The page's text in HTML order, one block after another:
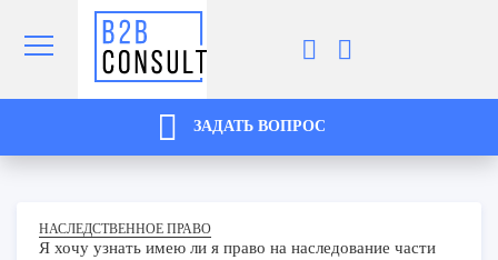
ЗАДАТЬ ВОПРОС
НАСЛЕДСТВЕННОЕ ПРАВО
Я хочу узнать имею ли я право на наследование части